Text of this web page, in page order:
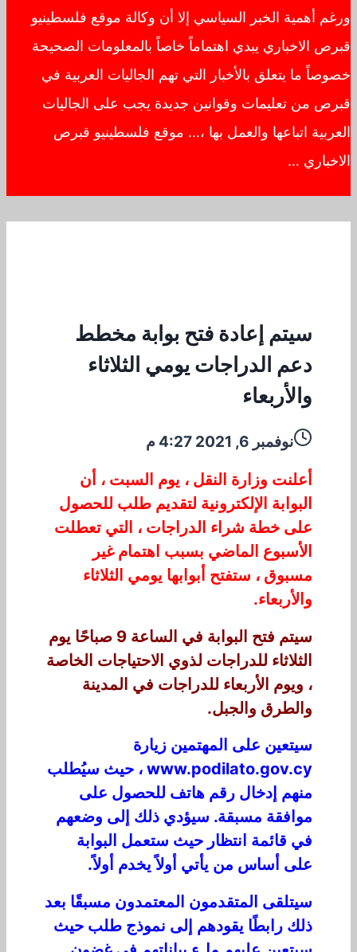
ورغم أهمية الخبر السياسي إلا أن وكالة موقع فلسطينيو
قبرص الاخباري يبدي اهتماماً خاصاً بالمعلومات الصحيحة
خصوصاً ما يتعلق بالأخبار التي تهم الجاليات العربية في
قبرص من تعليمات وقوانين جديدة يجب على الجاليات
العربية اتباعها والعمل بها ،… موقع فلسطينيو قبرص
الاخباري …
سيتم إعادة فتح بوابة مخطط
دعم الدراجات يومي الثلاثاء
والأربعاء
نوفمبر 6, 2021 4:27 م
أعلنت وزارة النقل ، يوم السبت ، أن
البوابة الإلكترونية لتقديم طلب للحصول
على خطة شراء الدراجات ، التي تعطلت
الأسبوع الماضي بسبب اهتمام غير
مسبوق ، ستفتح أبوابها يومي الثلاثاء
والأربعاء.
سيتم فتح البوابة في الساعة 9 صباحًا يوم
الثلاثاء للدراجات لذوي الاحتياجات الخاصة
، ويوم الأربعاء للدراجات في المدينة
والطرق والجبل.
سيتعين على المهتمين زيارة
www.podilato.gov.cy ، حيث سيُطلب
منهم إدخال رقم هاتف للحصول على
موافقة مسبقة. سيؤدي ذلك إلى وضعهم
في قائمة انتظار حيث ستعمل البوابة
على أساس من يأتي أولاً يخدم أولاً.
سيتلقى المتقدمون المعتمدون مسبقًا بعد
ذلك رابطًا يقودهم إلى نموذج طلب حيث